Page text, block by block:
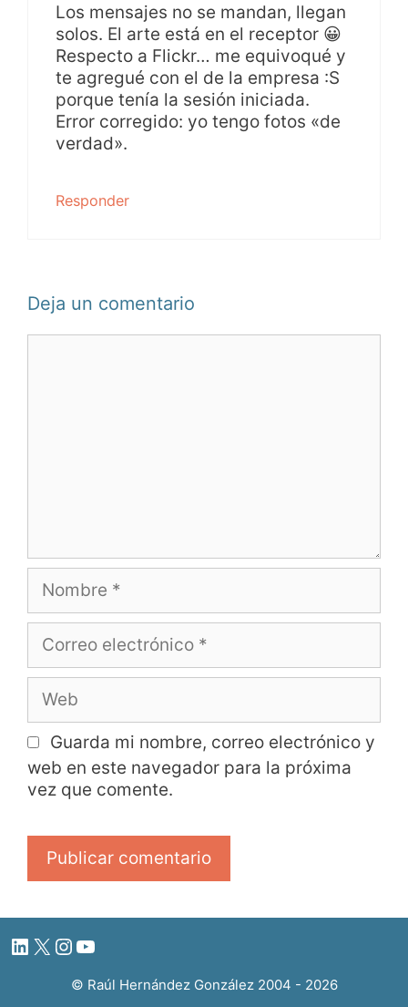
Los mensajes no se mandan, llegan
solos. El arte está en el receptor 😀
Respecto a Flickr… me equivoqué y
te agregué con el de la empresa :S
porque tenía la sesión iniciada.
Error corregido: yo tengo fotos «de
verdad».
Responder
Deja un comentario
Guarda mi nombre, correo electrónico y
web en este navegador para la próxima
vez que comente.
© Raúl Hernández González 2004 - 2026